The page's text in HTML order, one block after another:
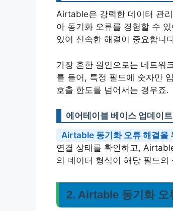
Airtable은 강력한 데이터 관
아 동기화 오류를 경험할 수
있어 신속한 해결이 중요합니
가장 흔한 원인으로는 네트워
를 들어, 특정 필드에 숫자만
호출 한도를 넘어서는 경우죠.
에어테이블 베이스 업데이
Airtable 동기화 오류 해결을
연결 상태를 확인하고,
의 데이터 형식이 해당 필드
2. Airtable 동기화 오